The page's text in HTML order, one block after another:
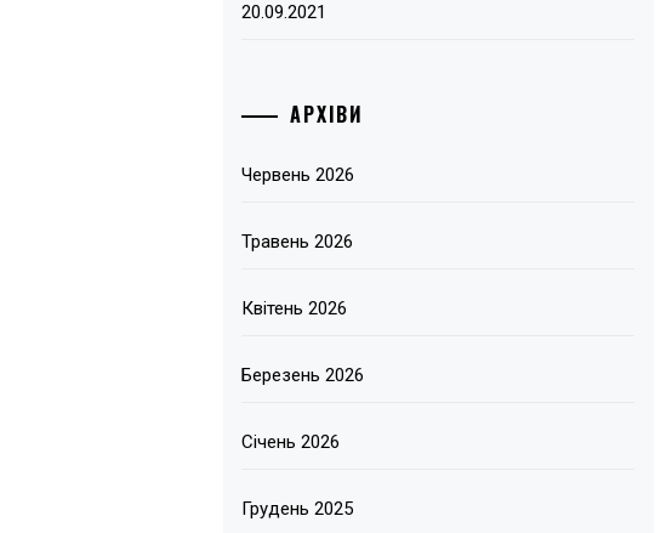
20.09.2021
АРХІВИ
Червень 2026
Травень 2026
Квітень 2026
Березень 2026
Січень 2026
Грудень 2025